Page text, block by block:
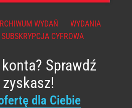
WYDAŃ
WYDANIA
SUBSKRYPCJA CYFROWA
Sprawdź
dla Ciebie